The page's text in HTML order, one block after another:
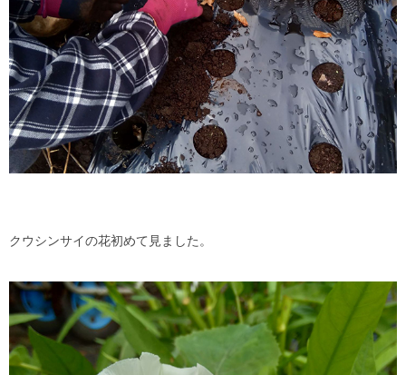
クウシンサイの花初めて見ました。